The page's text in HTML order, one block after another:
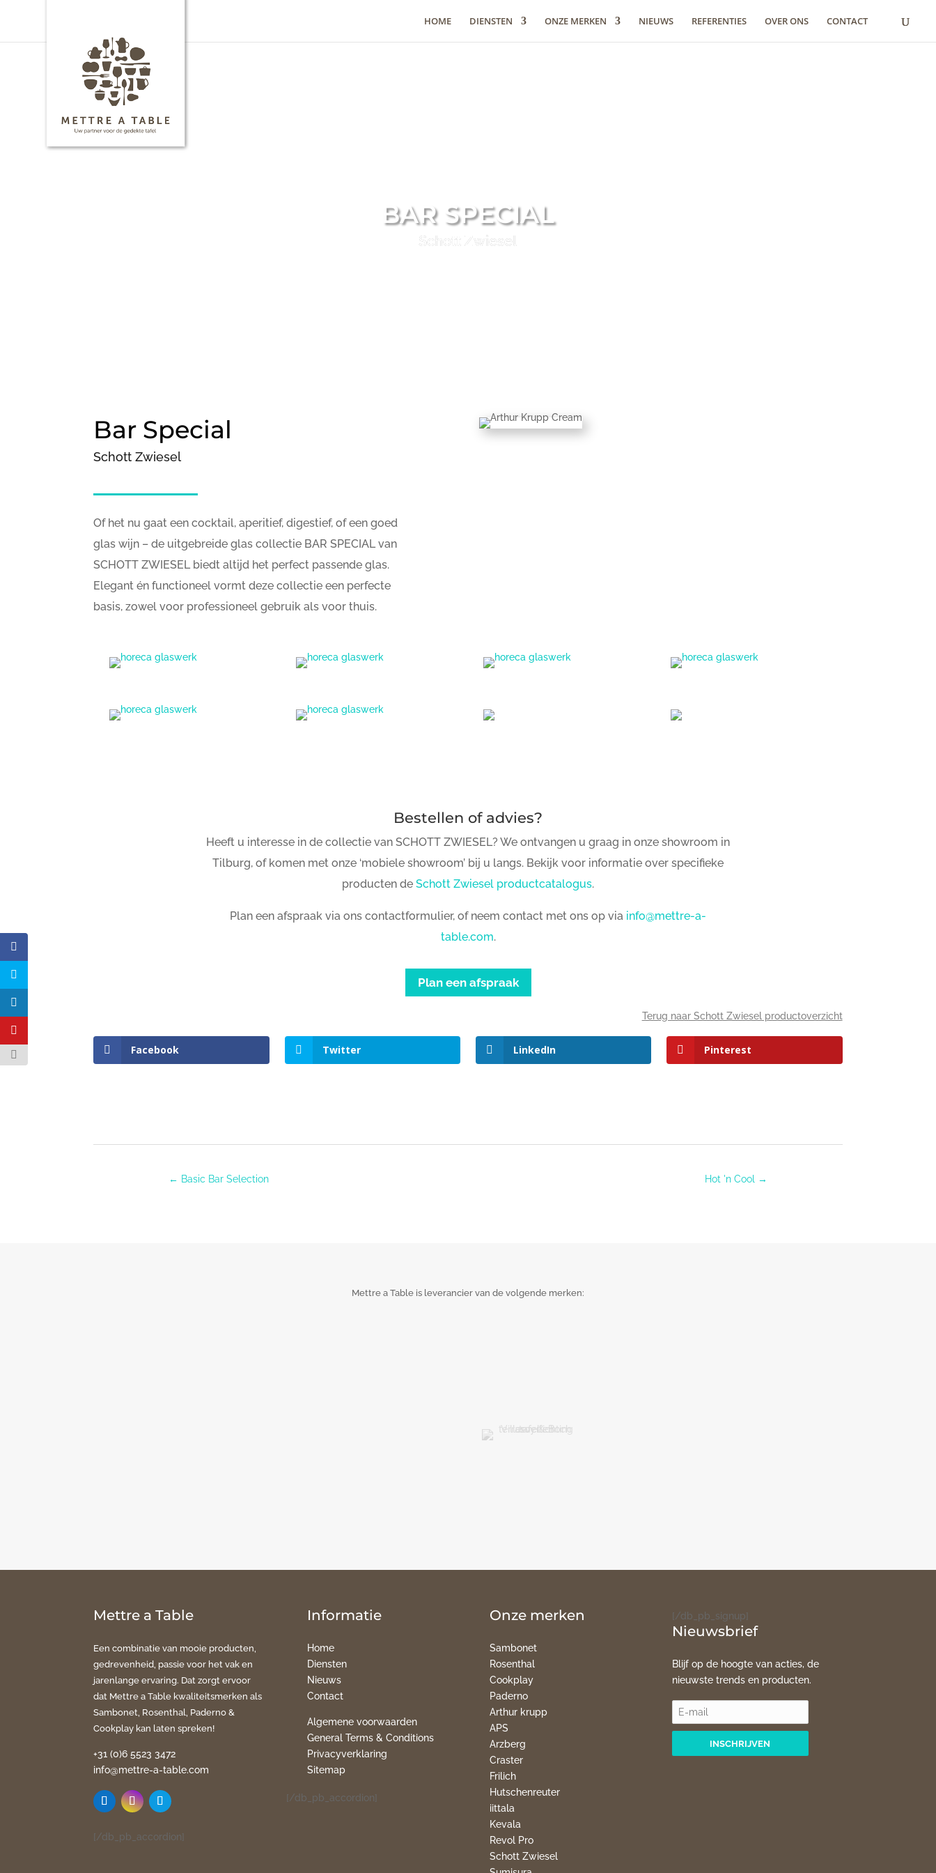
HOME DIENSTEN ONZE MERKEN NIEUWS REFERENTIES OVER ONS CONTACT
BAR SPECIAL
Schott Zwiesel
Bar Special
Schott Zwiesel
Of het nu gaat een cocktail, aperitief, digestief, of een goed
glas wijn – de uitgebreide glas collectie BAR SPECIAL van
SCHOTT ZWIESEL biedt altijd het perfect passende glas.
Elegant én functioneel vormt deze collectie een perfecte
basis, zowel voor professioneel gebruik als voor thuis.
Bestellen of advies?
Heeft u interesse in de collectie van SCHOTT ZWIESEL? We ontvangen u graag in onze showroom in
Tilburg, of komen met onze ‘mobiele showroom’ bij u langs. Bekijk voor informatie over specifieke
producten de Schott Zwiesel productcatalogus.
Plan een afspraak via ons contactformulier, of neem contact met ons op via info@mettre-a-
table.com.
Plan een afspraak
Terug naar Schott Zwiesel productoverzicht
Facebook Twitter LinkedIn Pinterest
← Basic Bar Selection Hot 'n Cool →
Mettre a Table is leverancier van de volgende merken:
Mettre a Table
Een combinatie van mooie producten,
gedrevenheid, passie voor het vak en
jarenlange ervaring. Dat zorgt ervoor
dat Mettre a Table kwaliteitsmerken als
Sambonet, Rosenthal, Paderno &
Cookplay kan laten spreken!
+31 (0)6 5523 3472
info@mettre-a-table.com
[/db_pb_accordion]
Informatie
Home
Diensten
Nieuws
Contact
Algemene voorwaarden
General Terms & Conditions
Privacyverklaring
Sitemap
[/db_pb_accordion]
Onze merken
Sambonet
Rosenthal
Cookplay
Paderno
Arthur krupp
APS
Arzberg
Craster
Frilich
Hutschenreuter
iittala
Kevala
Revol Pro
Schott Zwiesel
[/db_pb_signup]
Nieuwsbrief
Blijf op de hoogte van acties, de
nieuwste trends en producten.
INSCHRIJVEN